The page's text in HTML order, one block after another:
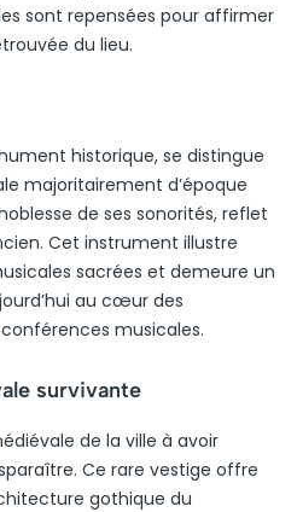
sont repensées pour affirmer
du lieu.
historique, se distingue
majoritairement d’époque
de ses sonorités, reflet
Cet instrument illustre
sacrées et demeure un
au cœur des
musicales.
survivante
de la ville à avoir
Ce rare vestige offre
gothique du